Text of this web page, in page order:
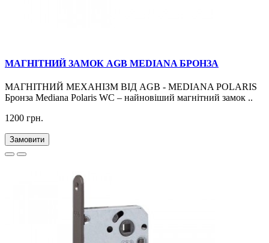
МАГНІТНИЙ ЗАМОК AGB MEDIANA БРОНЗА
МАГНІТНИЙ МЕХАНІЗМ ВІД AGB - MEDIANA POLARIS
Бронза Mediana Polaris WC – найновіший магнітний замок ..
1200 грн.
Замовити